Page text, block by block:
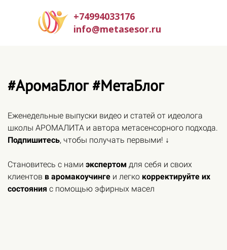
+74994033176
info@metasesor.ru
#АромаБлог #МетаБлог
Еженедельные выпуски видео и статей от идеолога
школы АРОМАЛИТА и автора метасенсорного подхода.
Подпишитесь, чтобы получать первыми! ↓
Становитесь с нами экспертом для себя и своих
клиентов в аромакоучинге и легко корректируйте их
состояния с помощью эфирных масел